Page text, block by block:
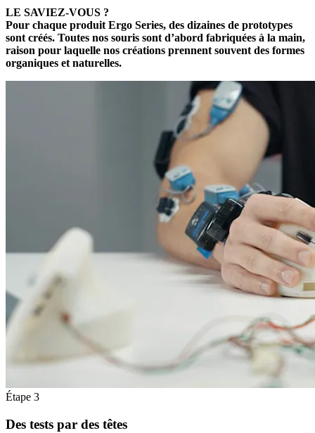
LE SAVIEZ-VOUS ?
Pour chaque produit Ergo Series, des dizaines de prototypes
sont créés. Toutes nos souris sont d’abord fabriquées à la main,
raison pour laquelle nos créations prennent souvent des formes
organiques et naturelles.
Étape 3
Des tests par des têtes